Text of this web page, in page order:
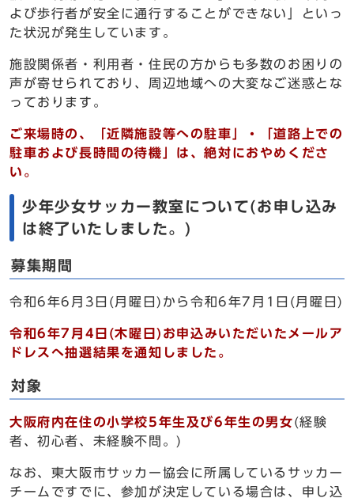
よび歩行者が安全に通行することができない」といっ
た状況が発生しています。
施設関係者・利用者・住民の方からも多数のお困りの
声が寄せられており、周辺地域への大変なご迷惑とな
っております。
ご来場時の、「近隣施設等への駐車」・「道路上での
駐車および長時間の待機」は、絶対におやめくださ
い。
少年少女サッカー教室について(お申し込み
は終了いたしました。)
募集期間
令和6年6月3日(月曜日)から令和6年7月1日(月曜日)
令和6年7月4日(木曜日)お申込みいただいたメールア
ドレスへ抽選結果を通知しました。
対象
大阪府内在住の小学校5年生及び6年生の男女(経験
者、初心者、未経験不問。)
なお、東大阪市サッカー協会に所属しているサッカー
チームですでに、参加が決定している場合は、申し込